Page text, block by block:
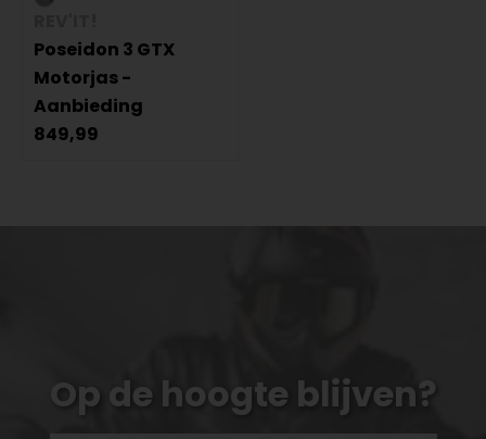
Poseidon 3 GTX
Motorjas -
Aanbieding
849,99
Op de hoogte blijven?